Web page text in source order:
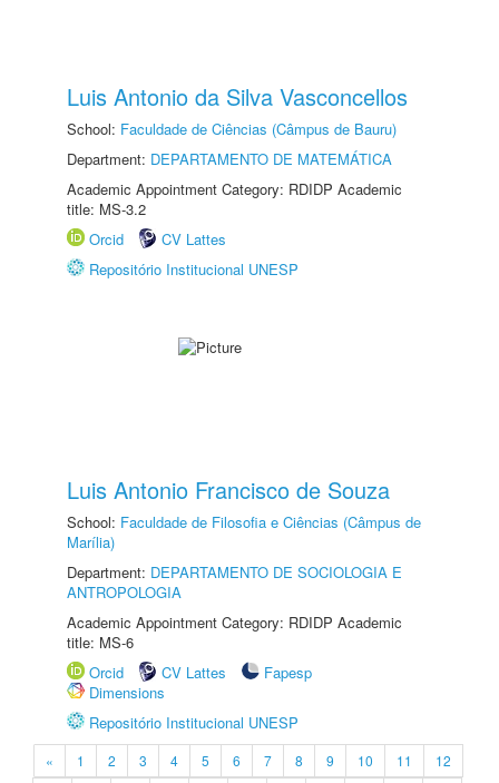
Luis Antonio da Silva Vasconcellos
School: Faculdade de Ciências (Câmpus de Bauru)
Department: DEPARTAMENTO DE MATEMÁTICA
Academic Appointment Category: RDIDP Academic
title: MS-3.2
Orcid
CV Lattes
Repositório Institucional UNESP
Luis Antonio Francisco de Souza
School: Faculdade de Filosofia e Ciências (Câmpus de
Marília)
Department: DEPARTAMENTO DE SOCIOLOGIA E
ANTROPOLOGIA
Academic Appointment Category: RDIDP Academic
title: MS-6
Orcid
CV Lattes
Fapesp
Dimensions
Repositório Institucional UNESP
« 1 2 3 4 5 6 7 8 9 10 11
12